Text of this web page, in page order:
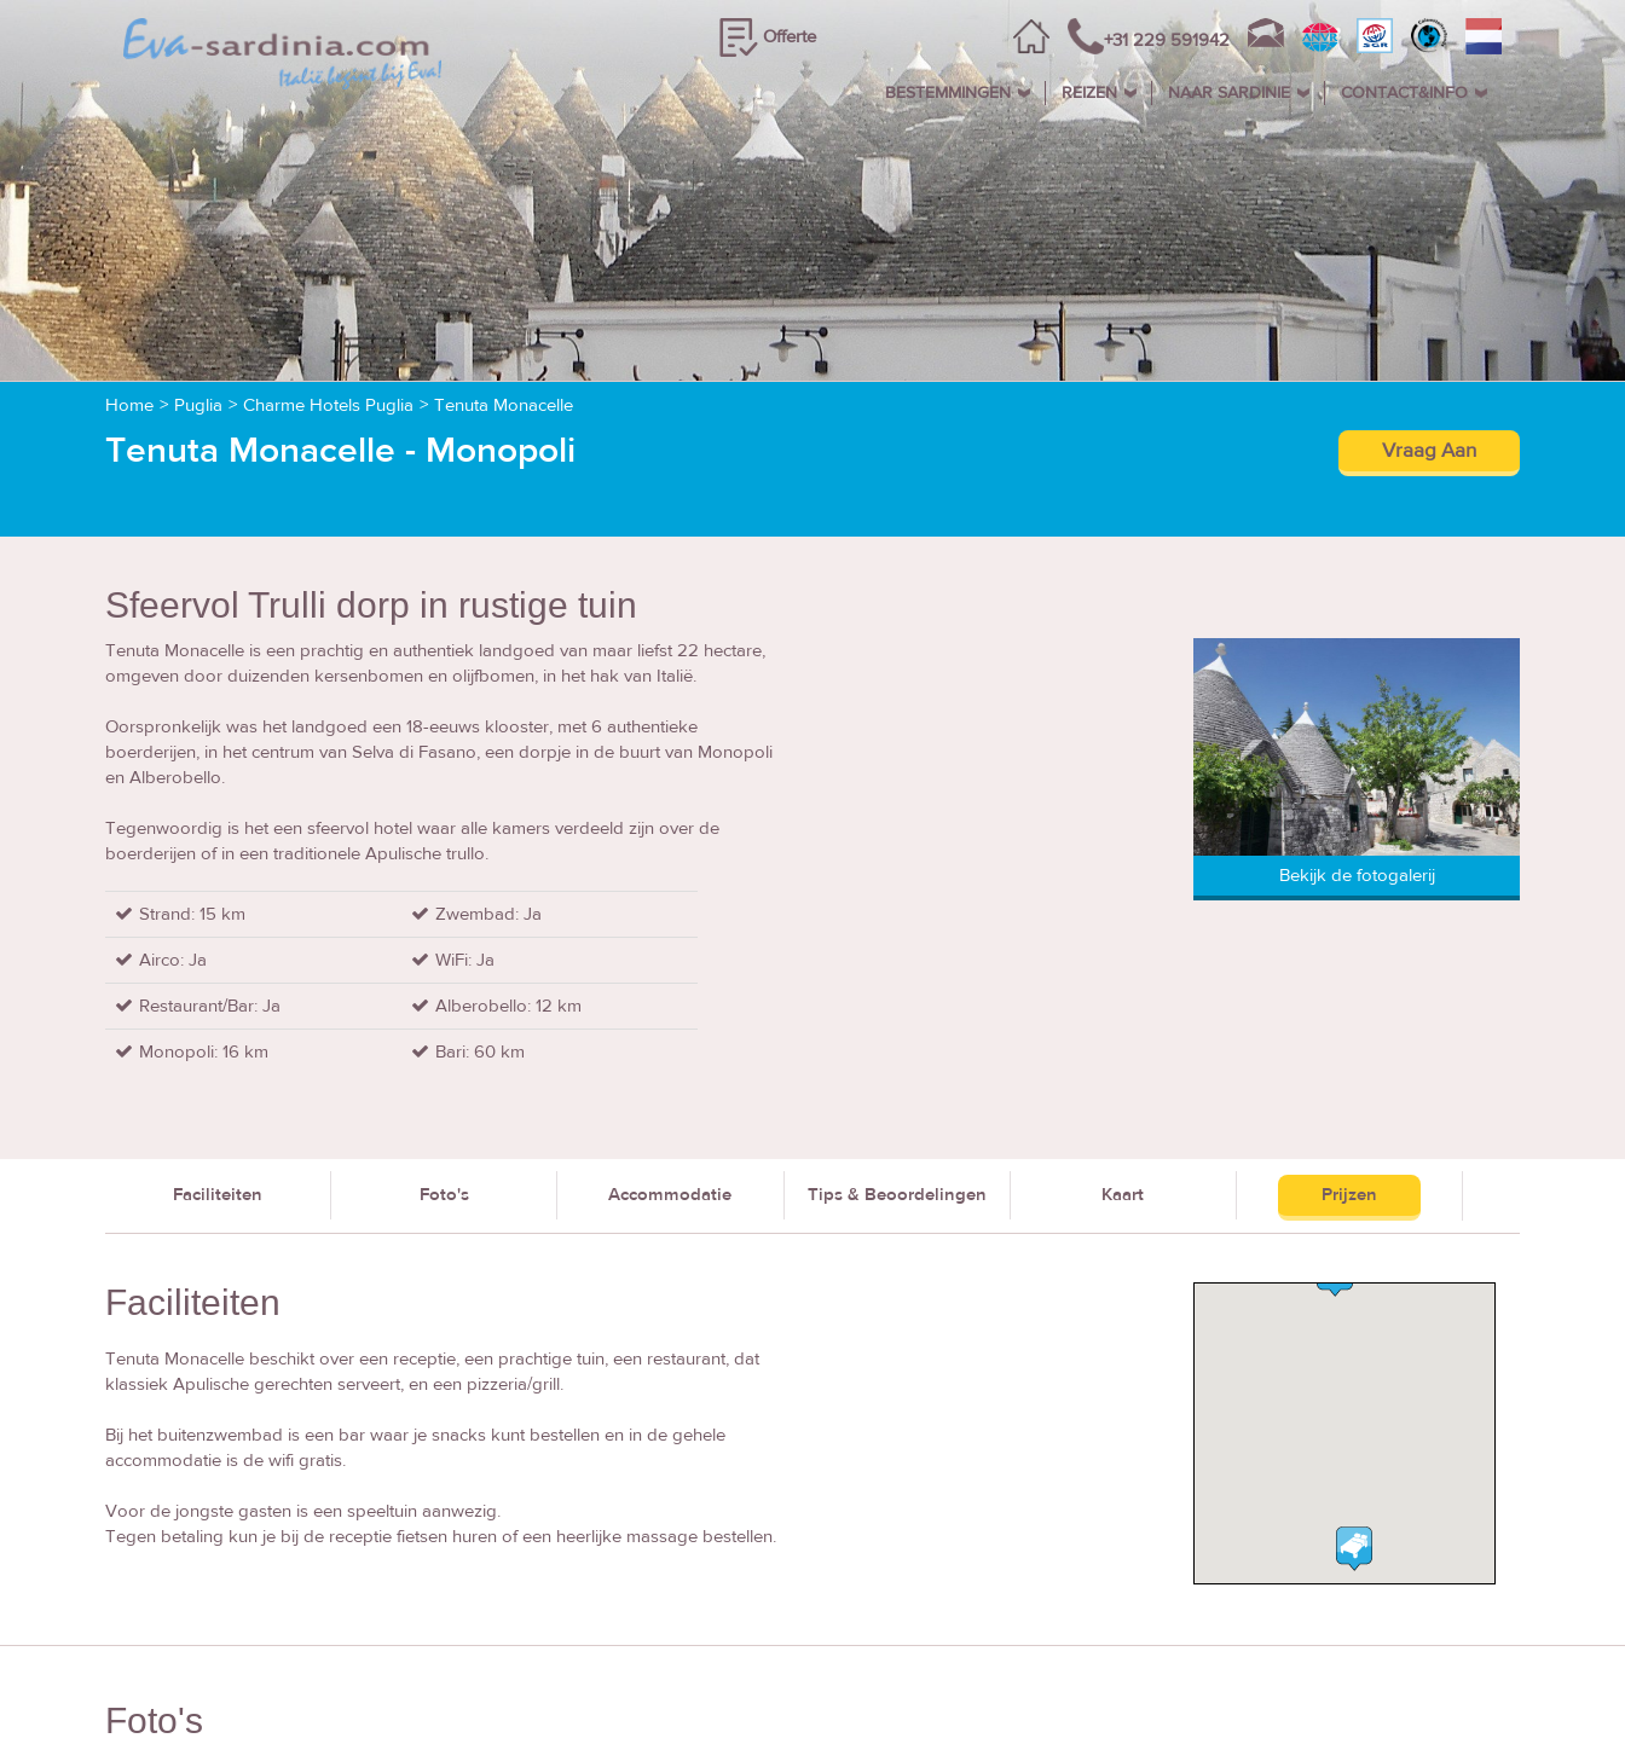
Offerte +31 229 591942
BESTEMMINGEN REIZEN NAAR SARDINIE CONTACT&INFO
Home > Puglia > Charme Hotels Puglia > Tenuta Monacelle
Tenuta Monacelle - Monopoli Vraag Aan
Sfeervol Trulli dorp in rustige tuin
Tenuta Monacelle is een prachtig en authentiek landgoed van maar liefst 22 hectare,
omgeven door duizenden kersenbomen en olijfbomen, in het hak van Italië.
Oorspronkelijk was het landgoed een 18-eeuws klooster, met 6 authentieke
boerderijen, in het centrum van Selva di Fasano, een dorpje in de buurt van Monopoli
en Alberobello.
Tegenwoordig is het een sfeervol hotel waar alle kamers verdeeld zijn over de
boerderijen of in een traditionele Apulische trullo.
Strand: 15 km
Zwembad: Ja
Airco: Ja
WiFi: Ja
Restaurant/Bar: Ja
Alberobello: 12 km
Monopoli: 16 km
Bari: 60 km
Bekijk de fotogalerij
Faciliteiten Foto's Accommodatie Tips & Beoordelingen Kaart Prijzen
Faciliteiten
Tenuta Monacelle beschikt over een receptie, een prachtige tuin, een restaurant, dat
klassiek Apulische gerechten serveert, en een pizzeria/grill.
Bij het buitenzwembad is een bar waar je snacks kunt bestellen en in de gehele
accommodatie is de wifi gratis.
Voor de jongste gasten is een speeltuin aanwezig.
Tegen betaling kun je bij de receptie fietsen huren of een heerlijke massage bestellen.
Foto's